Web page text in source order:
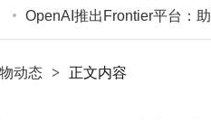
OpenAI推出Frontier平台：助
动态 > 正文内容